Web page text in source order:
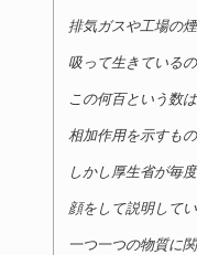
排気ガスや工場の
吸って生きている
この何百という数
相加作用を示すもの
しかし厚生省が毎
顔をして説明して
一つ一つの物質に